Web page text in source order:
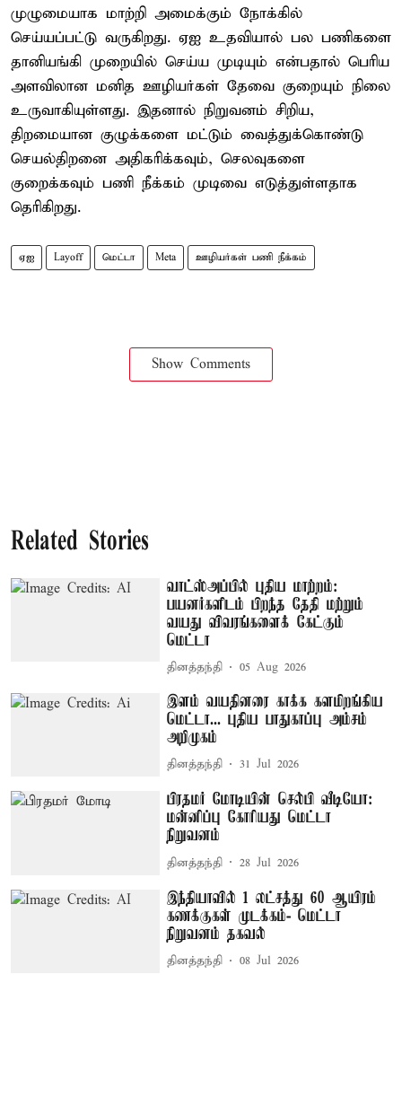
முழுமையாக மாற்றி அமைக்கும் நோக்கில்
செய்யப்பட்டு வருகிறது. ஏஐ உதவியால் பல பணிகளை
தானியங்கி முறையில் செய்ய முடியும் என்பதால் பெரிய
அளவிலான மனித ஊழியர்கள் தேவை குறையும் நிலை
உருவாகியுள்ளது. இதனால் நிறுவனம் சிறிய,
திறமையான குழுக்களை மட்டும் வைத்துக்கொண்டு
செயல்திறனை அதிகரிக்கவும், செலவுகளை
குறைக்கவும் பணி நீக்கம் முடிவை எடுத்துள்ளதாக
தெரிகிறது.
ஏஐ Layoff மெட்டா Meta ஊழியர்கள் பணி நீக்கம்
Show Comments
Related Stories
வாட்ஸ்அப்பில் புதிய மாற்றம்:
பயனர்களிடம் பிறந்த தேதி மற்றும்
வயது விவரங்களைக் கேட்கும்
மெட்டா
தினத்தந்தி 05 Aug 2026
இளம் வயதினரை காக்க களமிறங்கிய
மெட்டா... புதிய பாதுகாப்பு அம்சம்
அறிமுகம்
தினத்தந்தி 31 Jul 2026
பிரதமர் மோடியின் செல்பி வீடியோ:
மன்னிப்பு கோரியது மெட்டா
நிறுவனம்
தினத்தந்தி 28 Jul 2026
இந்தியாவில் 1 லட்சத்து 60 ஆயிரம்
கணக்குகள் முடக்கம்- மெட்டா
நிறுவனம் தகவல்
தினத்தந்தி 08 Jul 2026